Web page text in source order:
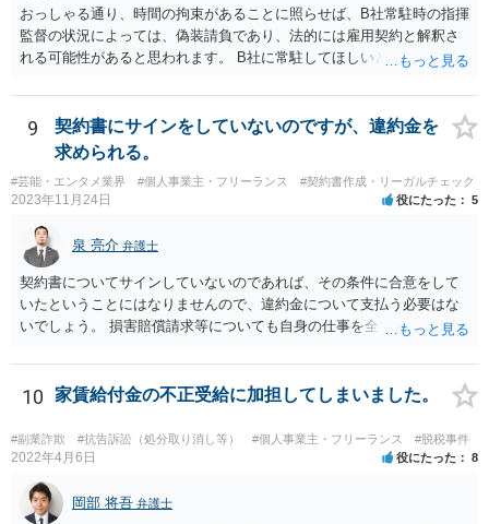
か等を考慮の上，個別具体的に判断される」という指摘もなされてい
るので、ご事案に応じ、挙げられている事情を具体的に検討して行く
必要があります。 なお、退所等で事務所側と揉めるようであれば、弁
組」（令和元年９月２５日 公正取引委員会）６頁 https://www.jftc.g
o.jp/houdou/kouenkai/190925kondan_file/siryou2.pdf
おっしゃる通り、時間の拘束があることに照らせば、B社常駐時の指揮
監督の状況によっては、偽装請負であり、法的には雇用契約と解釈さ
れる可能性があると思われます。 B社に常駐してほしいと先方が求め
ば、折衷的な提案として、「突発的な質問に対応できるように、基本
的には１０時〜１９時はできるだけB社にいるよう努力はします。た
だ、他の仕事もありますので、必ずその条件を守れるとは限りません
し、B社常駐時であっても本件以外の仕事もさせてもらうことになりま
す。」というものが考えられます。 その提案すら断られるようであれ
ば、ちょっと危険な会社だというシグナルと考えるべきでしょう。
9
契約書にサインをしていないのですが、違約金を
求められる。
#芸能・エンタメ業界 #個人事業主・フリーランス #契約書作成・リーガルチェック
2023年11月24日 役にたった 5
泉 亮介 弁護士
契約書についてサインしていないのであれば、その条件に合意をして
いたということにはなりませんので、違約金について支払う必要はな
いでしょう。 損害賠償請求等についても自身の仕事を全て処理してか
10 家賃給付金の不正受給に加担してしまいました。
#副業詐欺 #抗告訴訟（処分取り消し等） #個人事業主・フリーランス #脱税事件
2022年4月6日 役にたった 8
岡部 将吾 弁護士